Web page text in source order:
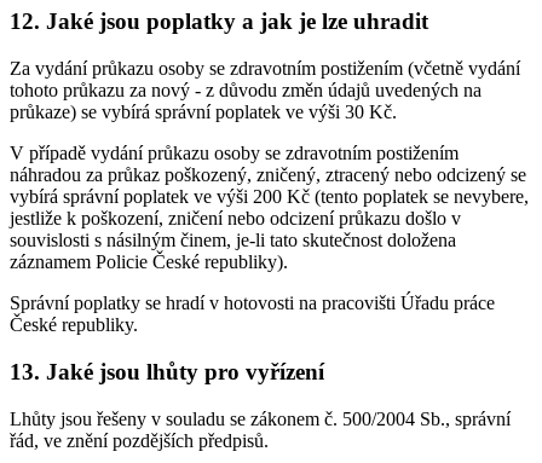
12. Jaké jsou poplatky a jak je lze uhradit
Za vydání průkazu osoby se zdravotním postižením (včetně vydání
tohoto průkazu za nový - z důvodu změn údajů uvedených na
průkaze) se vybírá správní poplatek ve výši 30 Kč.
V případě vydání průkazu osoby se zdravotním postižením
náhradou za průkaz poškozený, zničený, ztracený nebo odcizený se
vybírá správní poplatek ve výši 200 Kč (tento poplatek se nevybere,
jestliže k poškození, zničení nebo odcizení průkazu došlo v
souvislosti s násilným činem, je-li tato skutečnost doložena
záznamem Policie České republiky).
Správní poplatky se hradí v hotovosti na pracovišti Úřadu práce
České republiky.
13. Jaké jsou lhůty pro vyřízení
Lhůty jsou řešeny v souladu se zákonem č. 500/2004 Sb., správní
řád, ve znění pozdějších předpisů.